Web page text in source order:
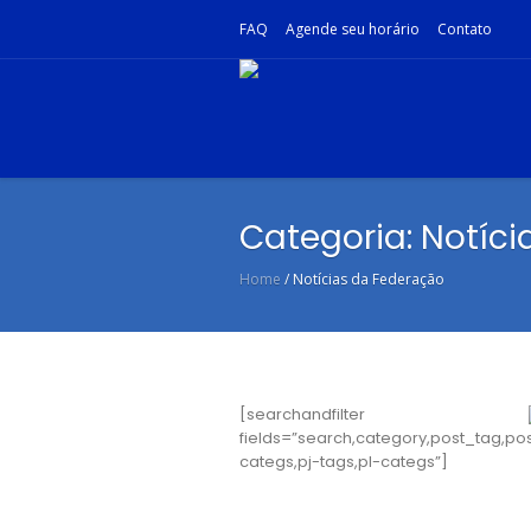
FAQ Agende seu horário Contato
Categoria:
Home / Notícias da Federação
[searchandfilter
categs,pj-tags,pl-categs”]